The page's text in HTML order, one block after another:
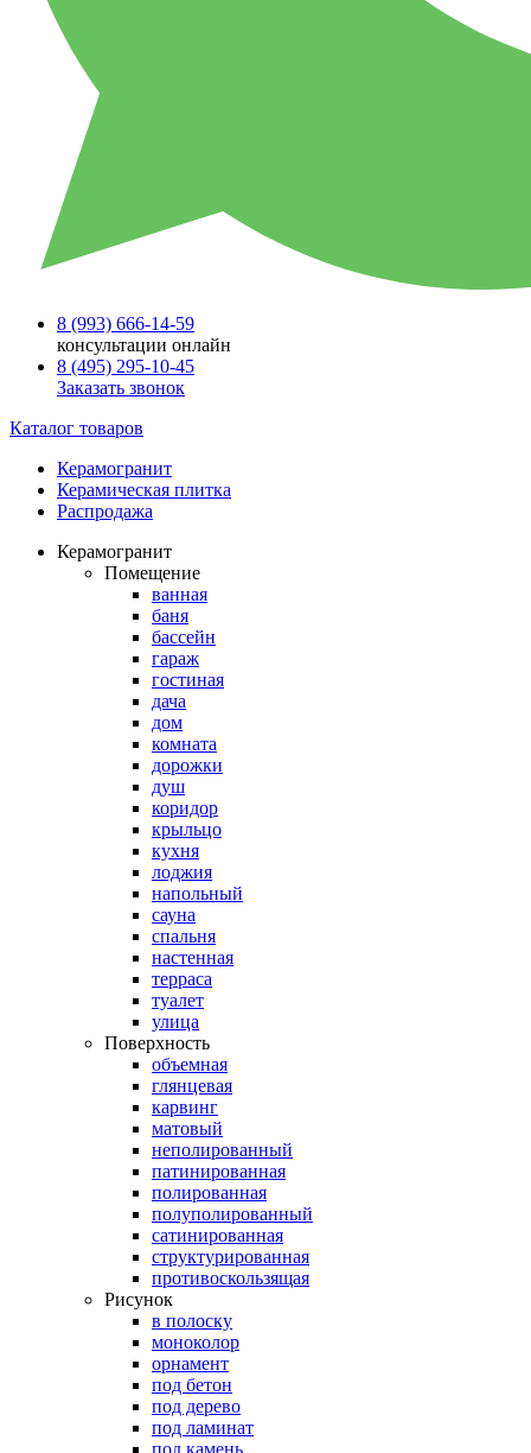
8 (993) 666-14-59
консультации онлайн
8 (495) 295-10-45
Заказать звонок
Каталог товаров
Керамогранит
Керамическая плитка
Распродажа
Керамогранит
Помещение
ванная
баня
бассейн
гараж
гостиная
дача
дом
комната
дорожки
душ
коридор
крыльцо
кухня
лоджия
напольный
сауна
спальня
настенная
терраса
туалет
улица
Поверхность
объемная
глянцевая
карвинг
матовый
неполированный
патинированная
полированная
полуполированный
сатинированная
структурированная
противоскользящая
Рисунок
в полоску
моноколор
орнамент
под бетон
под дерево
под ламинат
под камень